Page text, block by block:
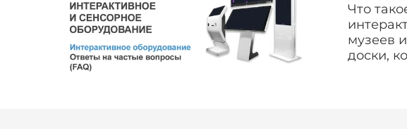
Что
музеев
доски,